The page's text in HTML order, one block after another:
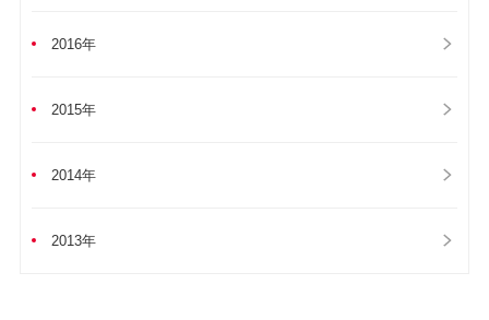
2016年
2015年
2014年
2013年